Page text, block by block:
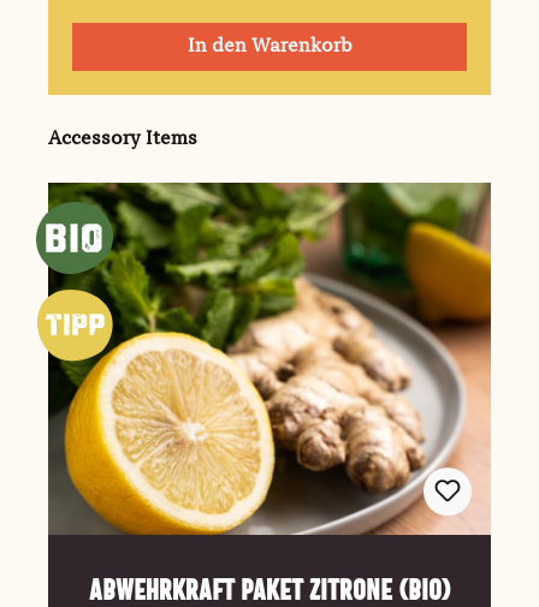
In den Warenkorb
Produktgalerie überspringen
Accessory Items
Abwehrkraft Paket Zitrone (Bio)